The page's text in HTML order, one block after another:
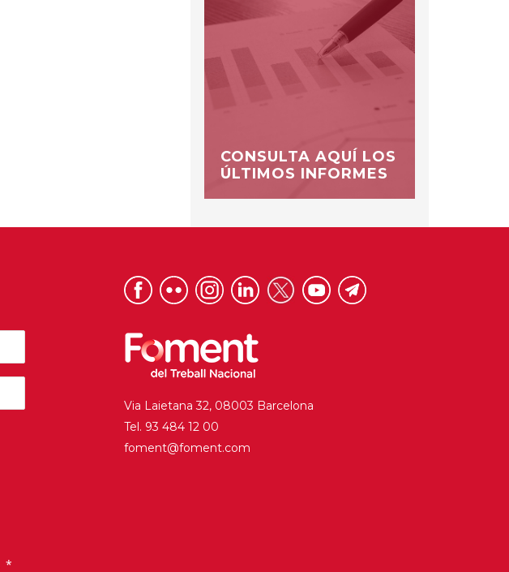
CONSULTA AQUÍ LOS
ÚLTIMOS INFORMES
Via Laietana 32, 08003 Barcelona
Tel. 93 484 12 00
foment@foment.com